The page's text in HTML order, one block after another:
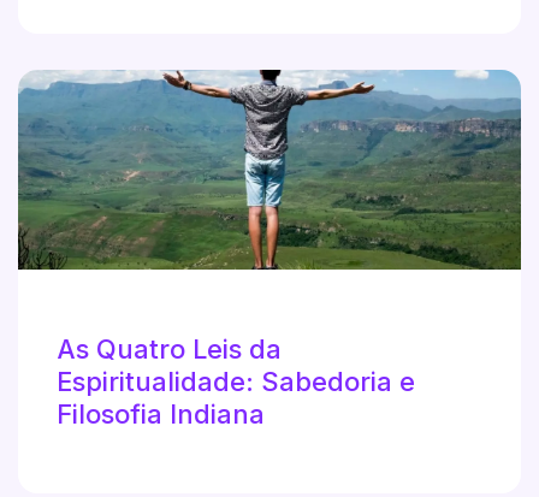
As Quatro Leis da
Espiritualidade: Sabedoria e
Filosofia Indiana